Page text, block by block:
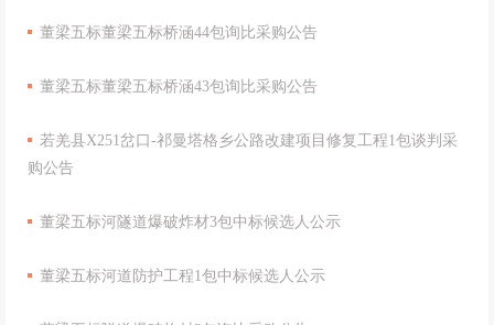
董梁五标董梁五标桥涵44包询比采购公告
董梁五标董梁五标桥涵43包询比采购公告
若羌县X251岔口-祁曼塔格乡公路改建项目修复工程1包谈判采
购公告
董梁五标河隧道爆破炸材3包中标候选人公示
董梁五标河道防护工程1包中标候选人公示